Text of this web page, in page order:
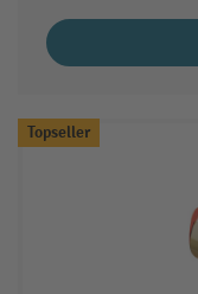
Topseller